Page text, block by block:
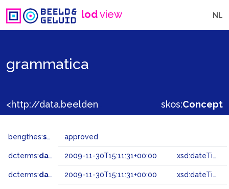
lodview NL
grammatica
skos:Concept
bengthes:status approved
dcterms:dateAccepted 2009-11-30T15:11:31+00:00 xsd:dateTime
dcterms:dateSubmitted 2009-11-30T15:11:31+00:00 xsd:dateTime